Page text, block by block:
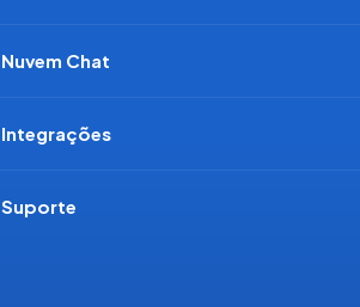
Nuvem Chat
Integrações
Suporte